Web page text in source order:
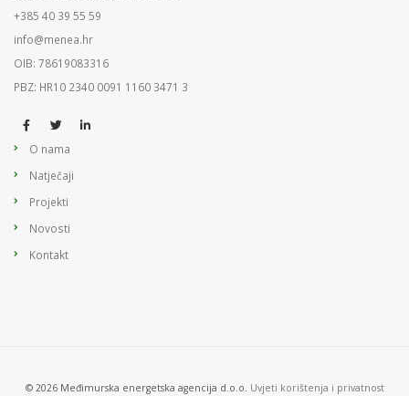
+385 40 39 55 59
info@menea.hr
OIB: 78619083316
PBZ: HR10 2340 0091 1160 3471 3
O nama
Natječaji
Projekti
Novosti
Kontakt
© 2026 Međimurska energetska agencija d.o.o. Uvjeti korištenja i privatnost